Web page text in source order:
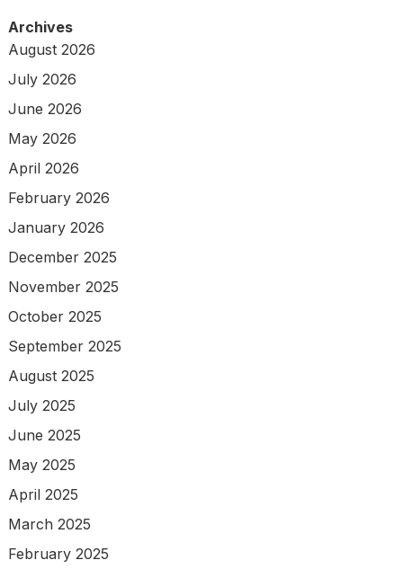
Archives
August 2026
July 2026
June 2026
May 2026
April 2026
February 2026
January 2026
December 2025
November 2025
October 2025
September 2025
August 2025
July 2025
June 2025
May 2025
April 2025
March 2025
February 2025